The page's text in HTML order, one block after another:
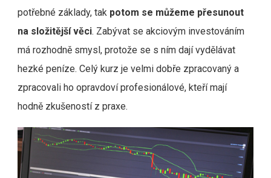
potřebné základy, tak potom se můžeme přesunout
na složitější věci. Zabývat se akciovým investováním
má rozhodně smysl, protože se s ním dají vydělávat
hezké peníze. Celý kurz je velmi dobře zpracovaný a
zpracovali ho opravdoví profesionálové, kteří mají
hodně zkušeností z praxe.